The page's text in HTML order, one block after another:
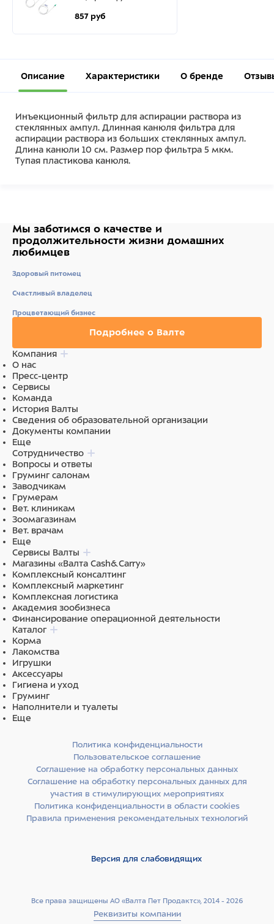
857 руб
Описание Характеристики О бренде
Инъекционный фильтр для аспирации раствора из
стеклянных ампул. Длинная канюля фильтра для
аспирации раствора из больших стеклянных ампул.
Длина канюли 10 см. Размер пор фильтра 5 мкм.
Тупая пластикова канюля.
Мы заботимся о качестве и
продолжительности жизни домашних
любимцев
Здоровый питомец
Счастливый владелец
Процветающий бизнес
Подробнее о Валте
Компания
О нас
Пресс-центр
Сервисы
Команда
История Валты
Сведения об образовательной организации
Документы компании
Еще
Сотрудничество
Вопросы и ответы
Груминг салонам
Заводчикам
Грумерам
Вет. клиникам
Зоомагазинам
Вет. врачам
Еще
Сервисы Валты
Магазины «Валта Cash&Carry»
Комплексный консалтинг
Комплексный маркетинг
Комплексная логистика
Академия зообизнеса
Финансирование операционной деятельности
Каталог
Корма
Лакомства
Игрушки
Аксессуары
Гигиена и уход
Груминг
Наполнители и туалеты
Еще
Все права защищены АО «Валта Пет Продактс», 2014 - 2026
Реквизиты компании
Политика конфиденциальности
Пользовательское соглашение
Соглашение на обработку персональных данных
Соглашение на обработку персональных данных для
участия в стимулирующих мероприятиях
Политика конфиденциальности в области cookies
Правила применения рекомендательных технологий
Версия для слабовидящих